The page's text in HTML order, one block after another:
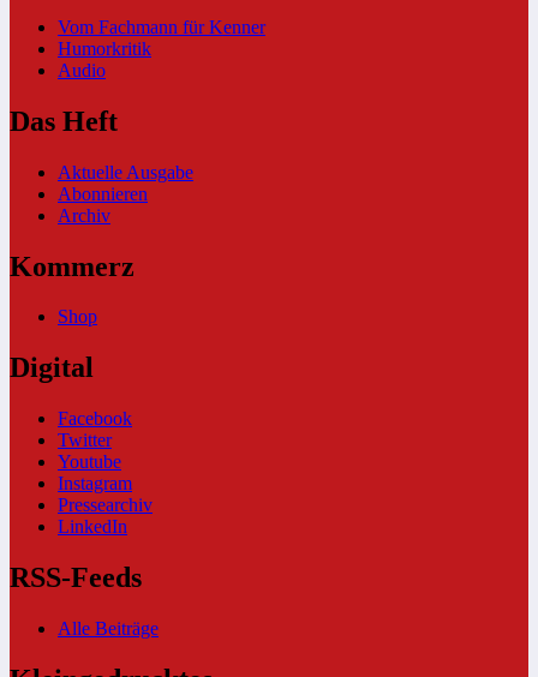
Vom Fachmann für Kenner
Humorkritik
Audio
Das Heft
Aktuelle Ausgabe
Abonnieren
Archiv
Kommerz
Shop
Digital
Facebook
Twitter
Youtube
Instagram
Pressearchiv
LinkedIn
RSS-Feeds
Alle Beiträge